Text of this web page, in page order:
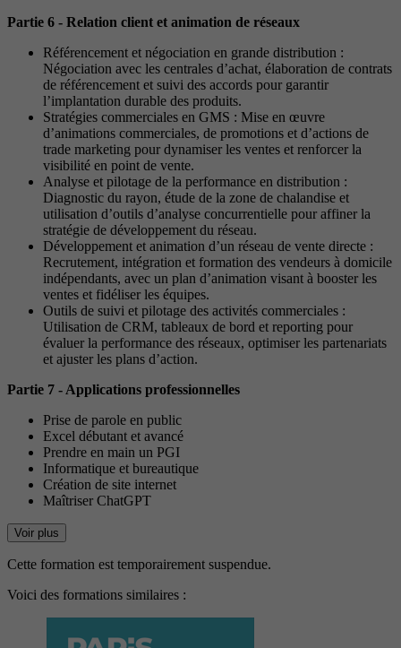
Partie 6 - Relation client et animation de réseaux
Référencement et négociation en grande distribution :
Négociation avec les centrales d’achat, élaboration de contrats
de référencement et suivi des accords pour garantir
l’implantation durable des produits.
Stratégies commerciales en GMS : Mise en œuvre
d’animations commerciales, de promotions et d’actions de
trade marketing pour dynamiser les ventes et renforcer la
visibilité en point de vente.
Analyse et pilotage de la performance en distribution :
Diagnostic du rayon, étude de la zone de chalandise et
utilisation d’outils d’analyse concurrentielle pour affiner la
stratégie de développement du réseau.
Développement et animation d’un réseau de vente directe :
Recrutement, intégration et formation des vendeurs à domicile
indépendants, avec un plan d’animation visant à booster les
ventes et fidéliser les équipes.
Outils de suivi et pilotage des activités commerciales :
Utilisation de CRM, tableaux de bord et reporting pour
évaluer la performance des réseaux, optimiser les partenariats
et ajuster les plans d’action.
Partie 7 - Applications professionnelles
Prise de parole en public
Excel débutant et avancé
Prendre en main un PGI
Informatique et bureautique
Création de site internet
Maîtriser ChatGPT
Voir plus
Cette formation est temporairement suspendue.
Voici des formations similaires :